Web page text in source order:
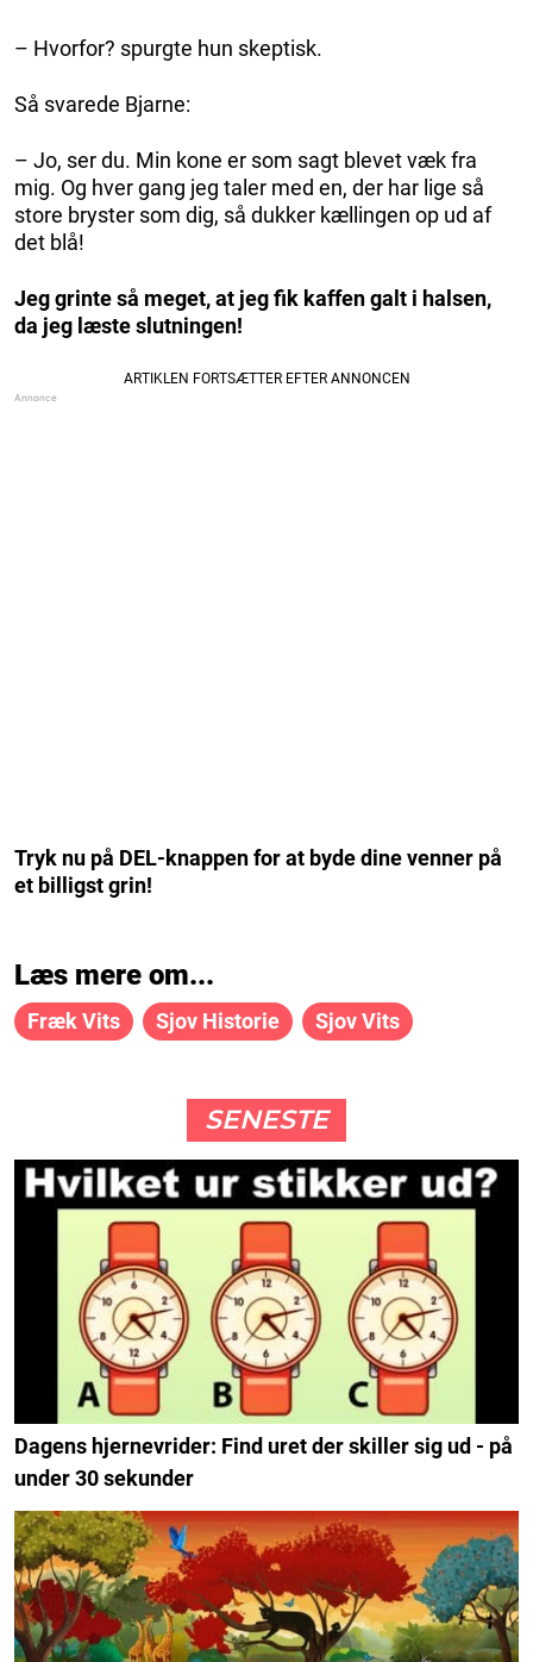
– Hvorfor? spurgte hun skeptisk.
Så svarede Bjarne:
– Jo, ser du. Min kone er som sagt blevet væk fra
mig. Og hver gang jeg taler med en, der har lige så
store bryster som dig, så dukker kællingen op ud af
det blå!
Jeg grinte så meget, at jeg fik kaffen galt i halsen,
da jeg læste slutningen!
Tryk nu på DEL-knappen for at byde dine venner på
et billigst grin!
Læs mere om...
Fræk Vits Sjov Historie Sjov Vits
SENESTE
Dagens hjernevrider: Find uret der skiller sig ud - på
under 30 sekunder